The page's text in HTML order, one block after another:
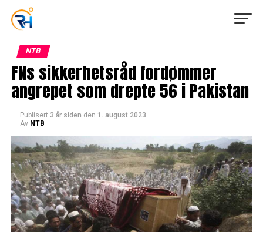
NTB
FNs sikkerhetsråd fordømmer
angrepet som drepte 56 i Pakistan
Publisert 3 år siden den 1. august 2023
Av NTB